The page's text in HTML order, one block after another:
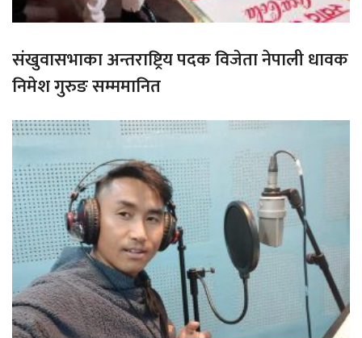
संखुवासभाका अन्तराष्ट्रिय पदक विजेता नेपाली धावक
निमेश गुरुङ सम्ममानित